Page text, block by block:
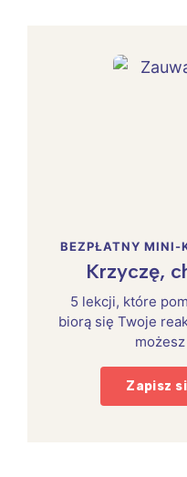
BEZPŁATNY MINI-
Krzyczę,
5 lekcji, które
biorą się Twoje
Zapisz